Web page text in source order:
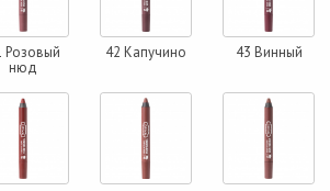
Розовый
нюд
42 Капучино 43 Винный